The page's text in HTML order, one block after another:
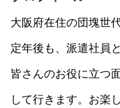
大阪府在住の団塊世
定年後も、派遣社員
皆さんのお役に立つ
して行きます。お楽